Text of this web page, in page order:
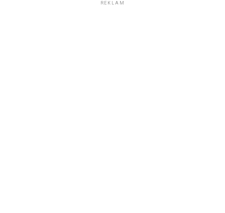
REKLAM